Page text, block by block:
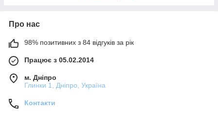
Про нас
98% позитивних з 84 відгуків за рік
Працює з 05.02.2014
м. Дніпро
Глинки 1, Дніпро, Україна
Контакти